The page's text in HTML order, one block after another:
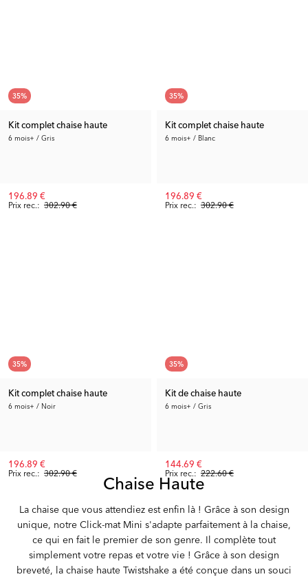
35%
Kit complet chaise haute
6 mois+ / Gris
Prix rec.: 302.90 €
196.89 €
35%
Kit complet chaise haute
6 mois+ / Blanc
Prix rec.: 302.90 €
196.89 €
35%
Kit complet chaise haute
6 mois+ / Noir
Prix rec.: 302.90 €
196.89 €
35%
Kit de chaise haute
6 mois+ / Gris
Prix rec.: 222.60 €
144.69 €
Chaise Haute
La chaise que vous attendiez est enfin là ! Grâce à son design
unique, notre Click-mat Mini s'adapte parfaitement à la chaise,
ce qui en fait le premier de son genre. Il complète tout
simplement votre repas et votre vie ! Grâce à son design
breveté, la chaise haute Twistshake a été conçue dans un souci